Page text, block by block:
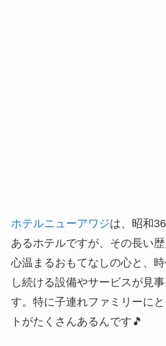
ホテルニューアワジは、昭和
あるホテルですが、その長い
心温まるおもてなしの心と、
し続ける設備やサービスが見
す。特に子連れファミリーに
トがたくさんあるんです🎵